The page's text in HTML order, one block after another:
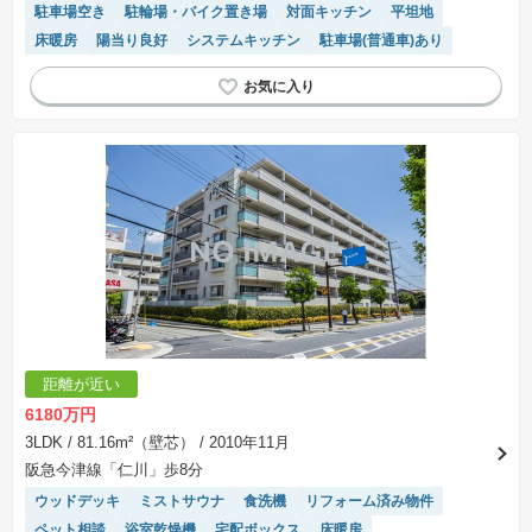
駐車場空き 駐輪場・バイク置き場 対面キッチン
平坦地
床暖房
陽当り良好 システムキッチン 駐車場(普通車)あり
距離が近い
6180万円
3LDK / 81.16m²（壁芯）
/ 2010年11月
阪急今津線「仁川」歩8分
ウッドデッキ ミストサウナ 食洗機
リフォーム済み物件